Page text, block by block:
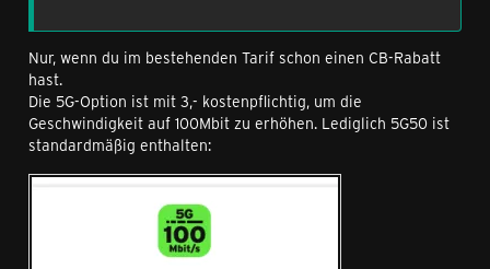
Nur, wenn du im bestehenden Tarif schon einen CB-Rabatt
hast.
Die 5G-Option ist mit 3,- kostenpflichtig, um die
Geschwindigkeit auf 100Mbit zu erhöhen. Lediglich 5G50 ist
standardmäßig enthalten: